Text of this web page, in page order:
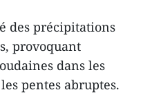
des précipitations
provoquant
dans les
pentes abruptes.